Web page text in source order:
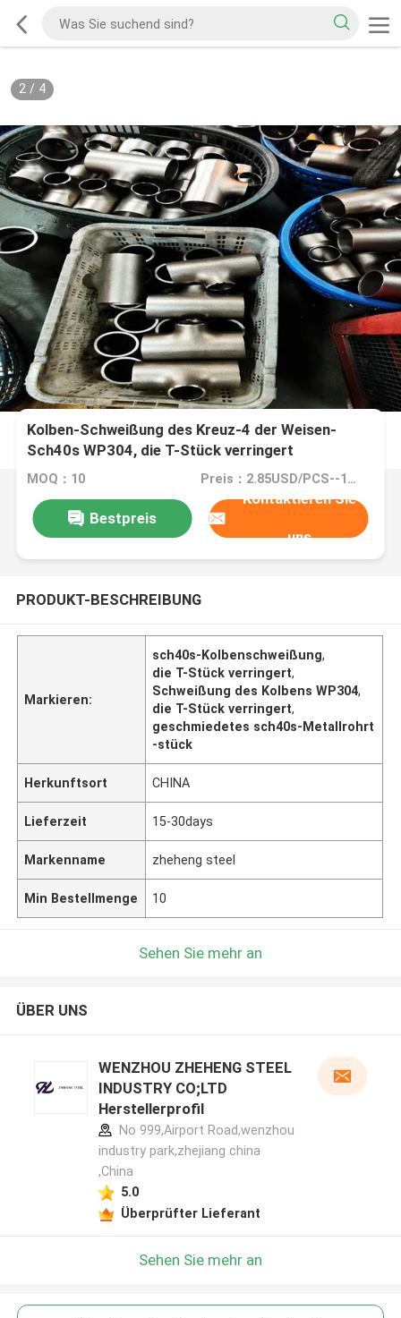
2/ 4
Kolben-Schweißung des Kreuz-4 der Weisen-
Sch40s WP304, die T-Stück verringert
MOQ：10 Preis：2.85USD/PCS--10977/PCS
Bestpreis
Kontaktieren Sie
uns
PRODUKT-BESCHREIBUNG
Markieren:
sch40s-Kolbenschweißung,
die T-Stück verringert,
Schweißung des Kolbens WP304,
die T-Stück verringert,
geschmiedetes sch40s-Metallrohrt
-stück
Herkunftsort CHINA
Lieferzeit 15-30days
Markenname zheheng steel
Min Bestellmenge 10
Sehen Sie mehr an
ÜBER UNS
WENZHOU ZHEHENG STEEL
INDUSTRY CO;LTD
Herstellerprofil
No 999,Airport Road,wenzhou
industry park,zhejiang china
,China
5.0
Überprüfter Lieferant
Sehen Sie mehr an